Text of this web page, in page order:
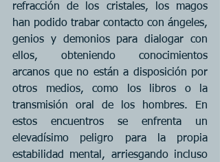
refracción de los cristales, los magos
han podido trabar contacto con ángeles,
genios y demonios para dialogar con
ellos, obteniendo conocimientos
arcanos que no están a disposición por
otros medios, como los libros o la
transmisión oral de los hombres. En
estos encuentros se enfrenta un
elevadísimo peligro para la propia
estabilidad mental, arriesgando incluso